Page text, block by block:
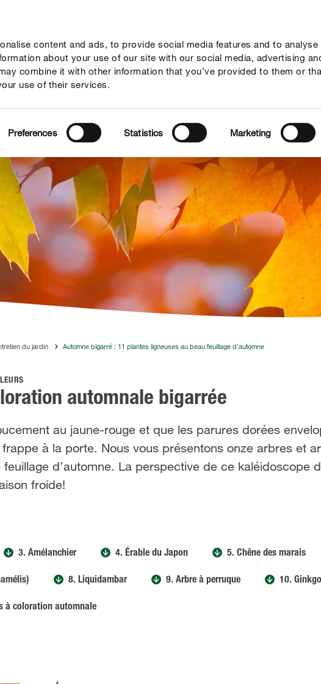
content and ads, to provide social media features and to analyse
about your use of our site with our social media, advertising
combine it with other information that you’ve provided to them or
use of their services.
Preferences Statistics Marketing
Thèmes Service Qui sommes-nous?
du jardin Automne bigarré : 11 plantes ligneuses au beau feuillage d’automne
automnale bigarrée
au jaune-rouge et que les parures dorées
à la porte. Nous vous présentons onze arbres et
d’automne. La perspective de ce kaléidoscope
froide!
3. Amélanchier 4. Érable du Japon 5. Chêne des marais
8. Liquidambar 9. Arbre à perruque 10. Ginkgo
à coloration automnale